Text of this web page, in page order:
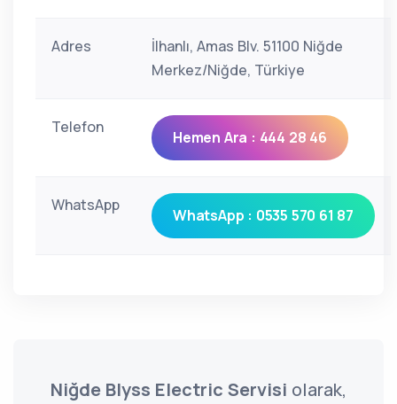
Adres
İlhanlı, Amas Blv. 51100 Niğde
Merkez/Niğde, Türkiye
Telefon
Hemen Ara : 444 28 46
WhatsApp
WhatsApp : 0535 570 61 87
Niğde Blyss Electric Servisi olarak,